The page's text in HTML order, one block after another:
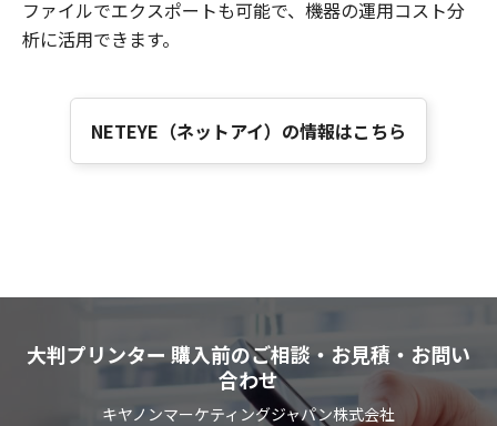
ファイルでエクスポートも可能で、機器の運用コスト分
析に活用できます。
NETEYE（ネットアイ）の情報はこちら
大判プリンター 購入前のご相談・お見積・お問い
合わせ
キヤノンマーケティングジャパン株式会社